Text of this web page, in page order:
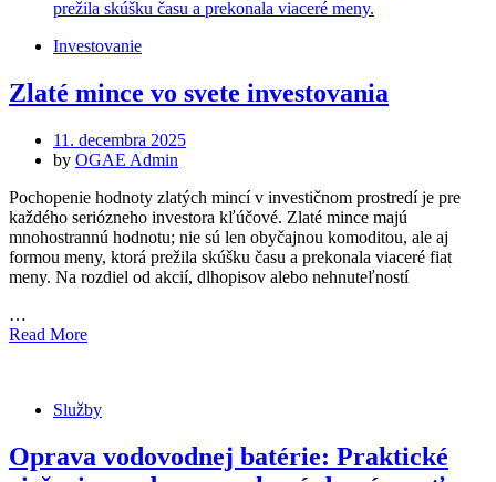
Investovanie
Zlaté mince vo svete investovania
Posted
on
11. decembra 2025
by OGAE Admin
Pochopenie hodnoty zlatých mincí v investičnom prostredí je pre
každého seriózneho investora kľúčové. Zlaté mince majú
mnohostrannú hodnotu; nie sú len obyčajnou komoditou, ale aj
formou meny, ktorá prežila skúšku času a prekonala viaceré fiat
meny. Na rozdiel od akcií, dlhopisov alebo nehnuteľností
…
Read More
Služby
Oprava vodovodnej batérie: Praktické